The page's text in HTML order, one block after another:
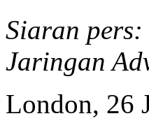
Siaran
Jaringan
London, 26